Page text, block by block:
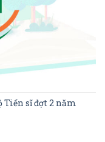
Tiến sĩ đợt 2 năm